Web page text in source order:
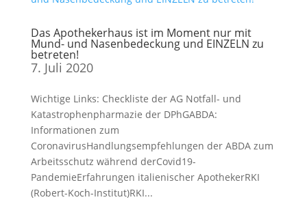
Das Apothekerhaus ist im Moment nur mit
Mund- und Nasenbedeckung und EINZELN zu
betreten!
7. Juli 2020
Wichtige Links: Checkliste der AG Notfall- und
Katastrophenpharmazie der DPhGABDA:
Informationen zum
CoronavirusHandlungsempfehlungen der ABDA zum
Arbeitsschutz während derCovid19-
PandemieErfahrungen italienischer ApothekerRKI
(Robert-Koch-Institut)RKI...